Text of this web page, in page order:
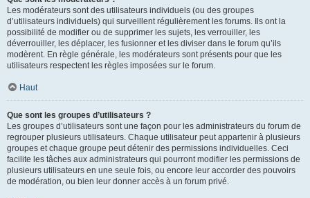
Les modérateurs sont des utilisateurs individuels (ou des groupes
d’utilisateurs individuels) qui surveillent régulièrement les forums. Ils ont la
possibilité de modifier ou de supprimer les sujets, les verrouiller, les
déverrouiller, les déplacer, les fusionner et les diviser dans le forum qu’ils
modèrent. En règle générale, les modérateurs sont présents pour que les
utilisateurs respectent les règles imposées sur le forum.
Haut
Que sont les groupes d’utilisateurs ?
Les groupes d’utilisateurs sont une façon pour les administrateurs du forum de
regrouper plusieurs utilisateurs. Chaque utilisateur peut appartenir à plusieurs
groupes et chaque groupe peut détenir des permissions individuelles. Ceci
facilite les tâches aux administrateurs qui pourront modifier les permissions de
plusieurs utilisateurs en une seule fois, ou encore leur accorder des pouvoirs
de modération, ou bien leur donner accès à un forum privé.